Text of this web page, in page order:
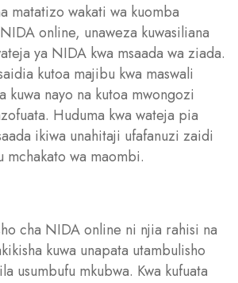
matatizo wakati wa kuomba
online, unaweza kuwasiliana
ya NIDA kwa msaada wa ziada.
kutoa majibu kwa maswali
kuwa nayo na kutoa mwongozi
Huduma kwa wateja pia
ikiwa unahitaji ufafanuzi zaidi
mchakato wa maombi.
cha NIDA online ni njia rahisi na
kuwa unapata utambulisho
usumbufu mkubwa. Kwa kufuata